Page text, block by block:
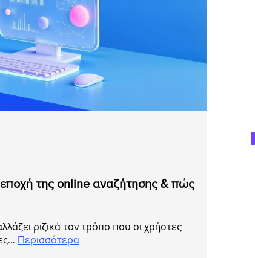
της online αναζήτησης & πώς
ριζικά τον τρόπο που οι χρήστες
Περισσότερα